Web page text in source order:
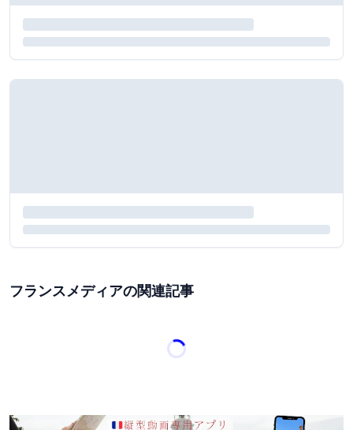
フランスメディアの関連記事